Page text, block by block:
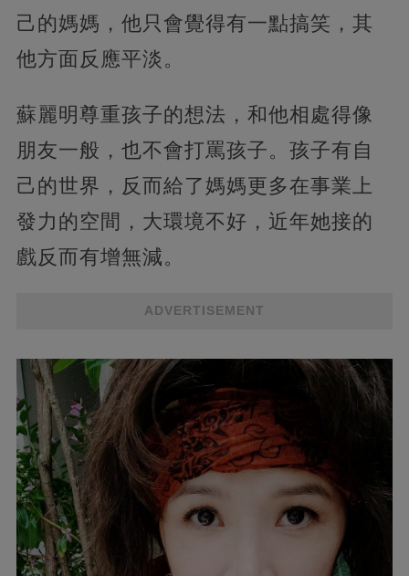
己的媽媽，他只會覺得有一點搞笑，其
他方面反應平淡。
蘇麗明尊重孩子的想法，和他相處得像
朋友一般，也不會打罵孩子。孩子有自
己的世界，反而給了媽媽更多在事業上
發力的空間，大環境不好，近年她接的
戲反而有增無減。
ADVERTISEMENT